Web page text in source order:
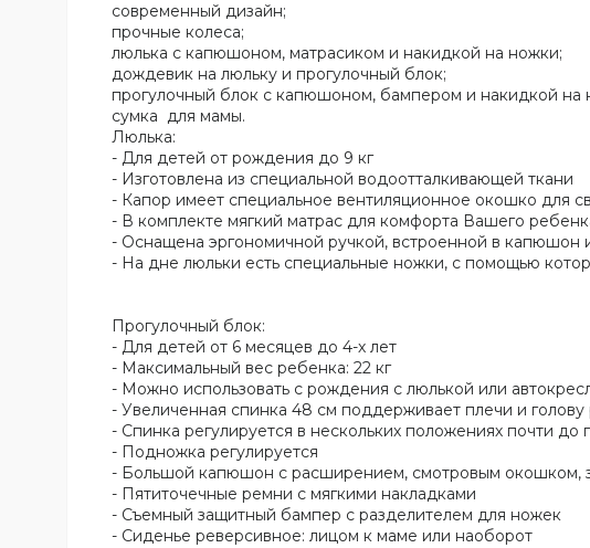
современный дизайн;
прочные колеса;
люлька с капюшоном, матрасиком и накидкой на ножки;
дождевик на люльку и прогулочный блок;
прогулочный блок с капюшоном, бампером и накидкой на
сумка для мамы.
Люлька:
- Для детей от рождения до 9 кг
- Изготовлена из специальной водоотталкивающей ткани
- Капор имеет специальное вентиляционное окошко для
- В комплекте мягкий матрас для комфорта Вашего
- Оснащена эргономичной ручкой, встроенной в
- На дне люльки есть специальные ножки, с помощью
Прогулочный блок:
- Для детей от 6 месяцев до 4-х лет
- Максимальный вес ребенка: 22 кг
- Можно использовать с рождения с люлькой или
- Увеличенная спинка 48 см поддерживает плечи и голову
- Спинка регулируется в нескольких положениях почти до
- Подножка регулируется
- Большой капюшон с расширением, смотровым окошком,
- Пятиточечные ремни с мягкими накладками
- Съемный защитный бампер с разделителем для ножек
- Сиденье реверсивное: лицом к маме или наоборот